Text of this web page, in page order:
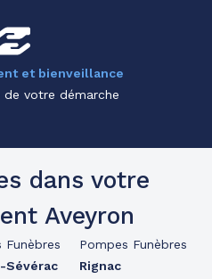
et bienveillance
de votre démarche
dans votre
Aveyron
Funèbres
Sévérac
Pompes Funèbres
Rignac